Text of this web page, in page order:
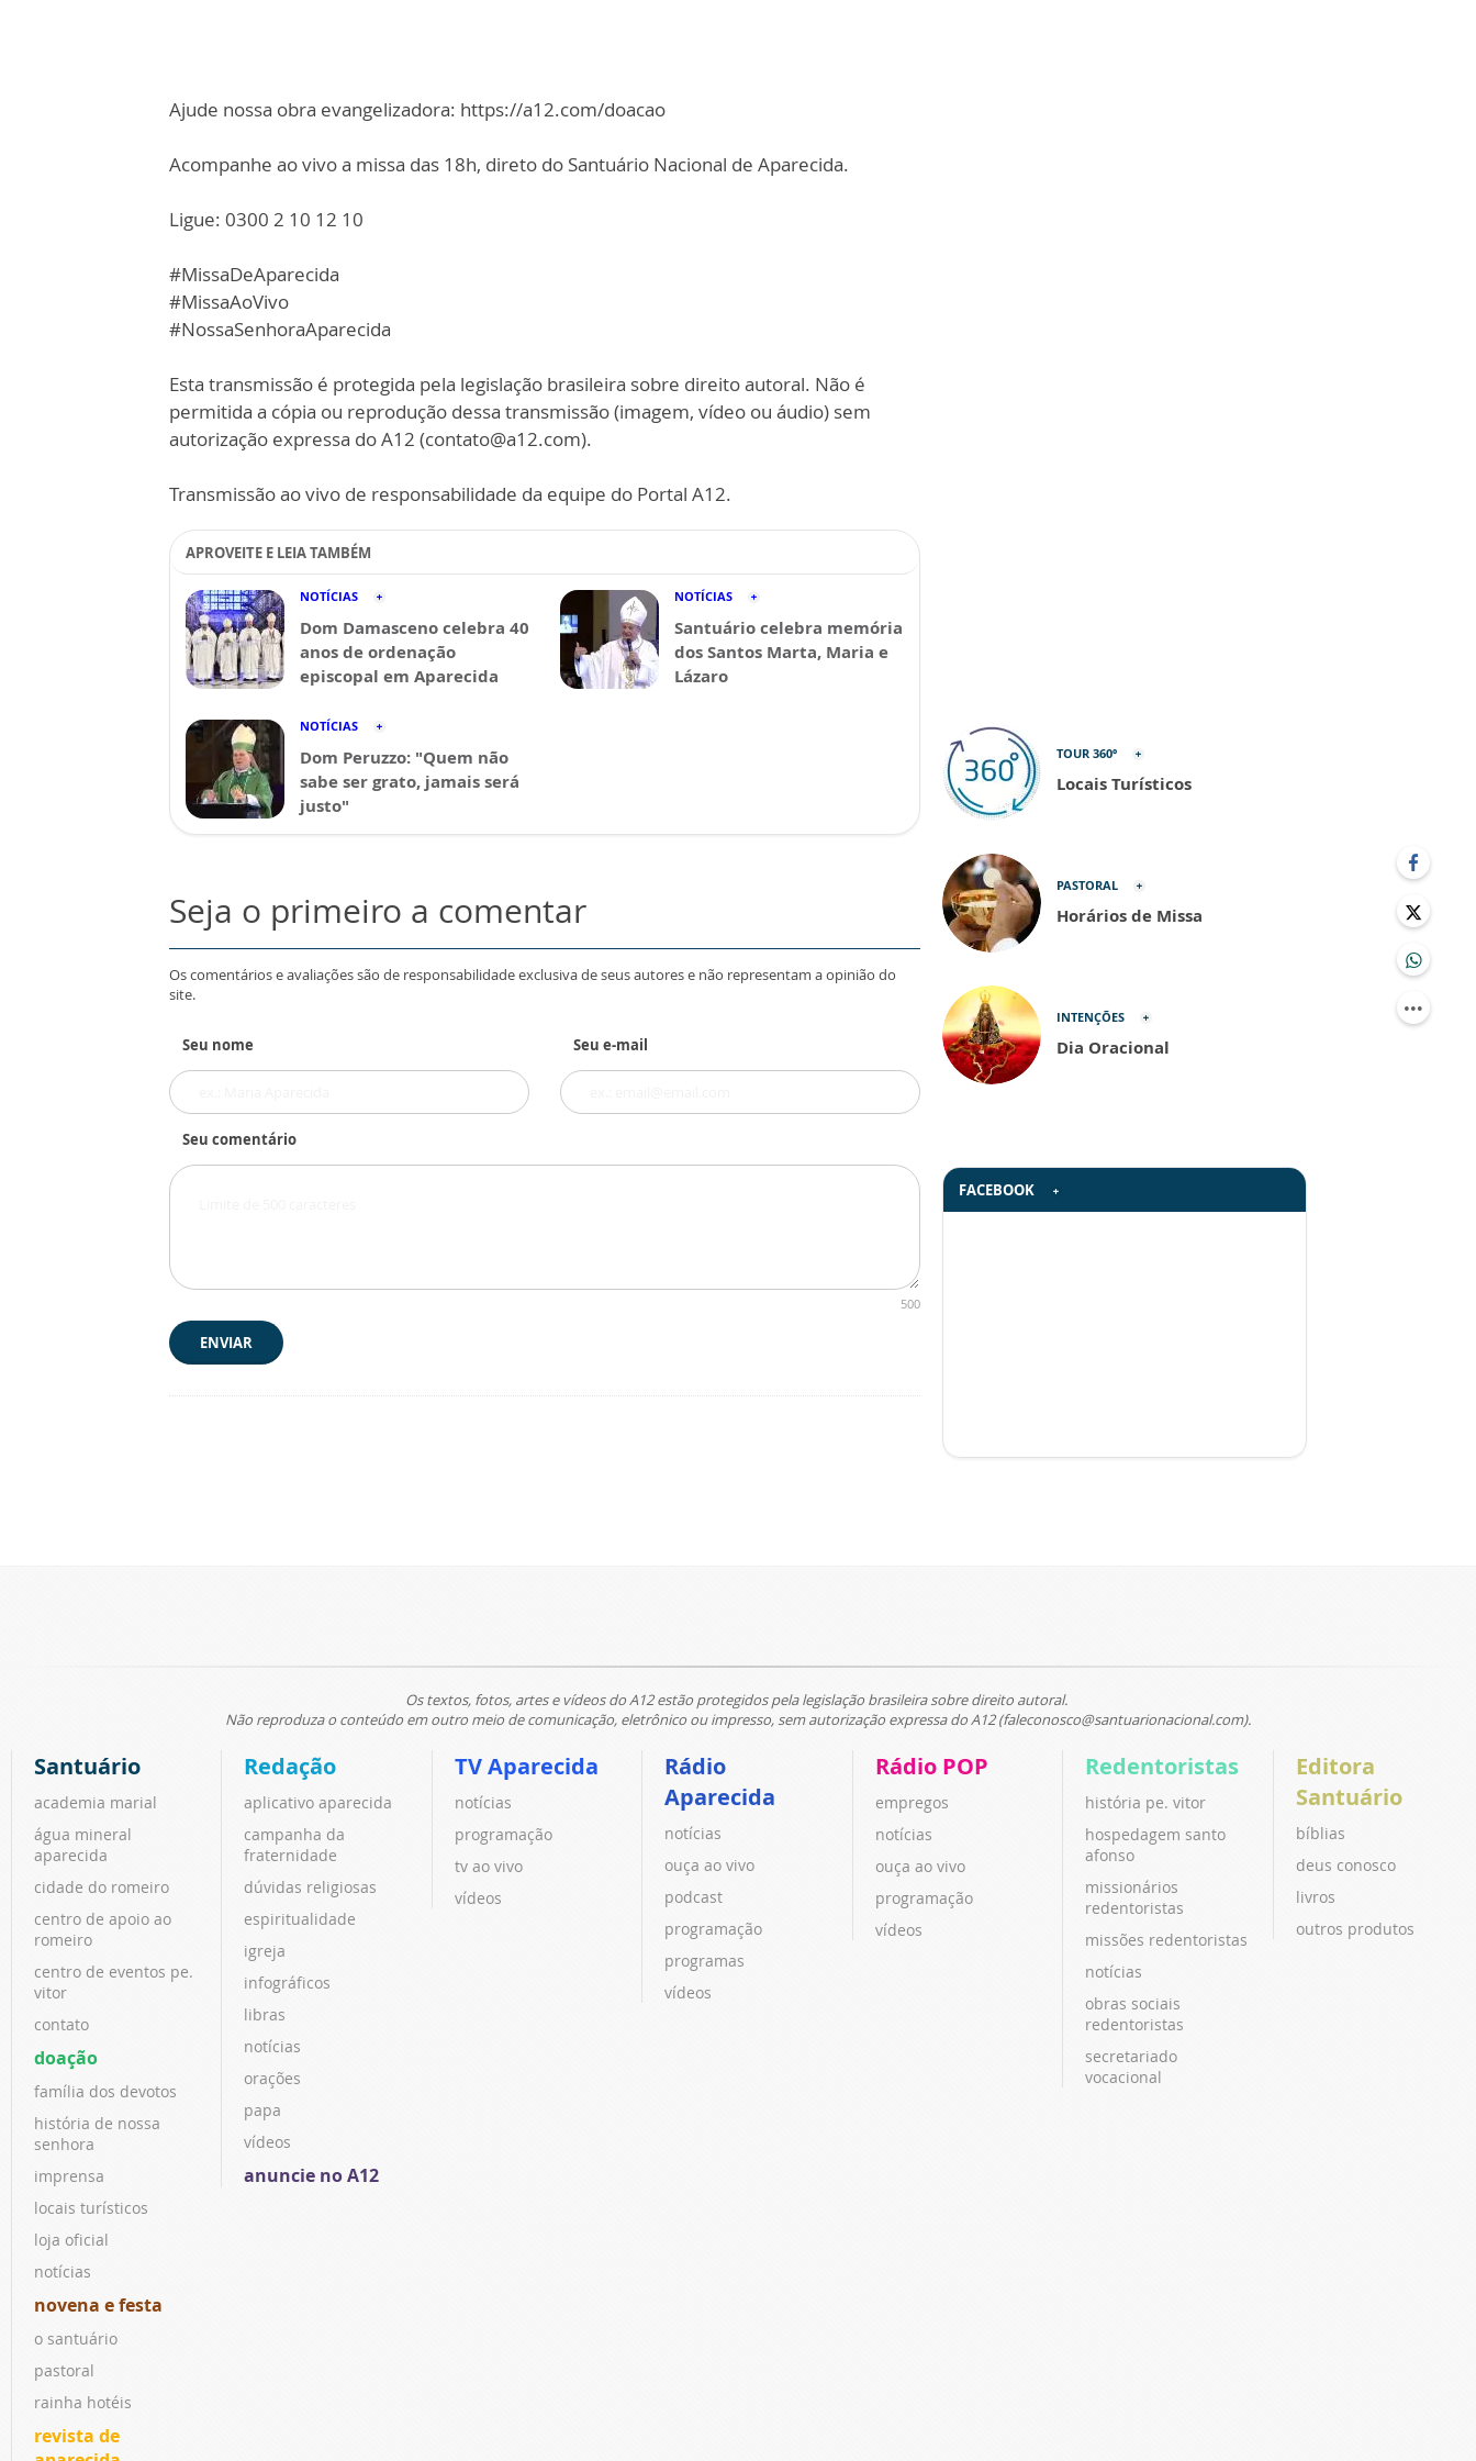
Ajude nossa obra evangelizadora: https://a12.com/doacao
Acompanhe ao vivo a missa das 18h, direto do Santuário Nacional de Aparecida.
Ligue: 0300 2 10 12 10
#MissaDeAparecida
#MissaAoVivo
#NossaSenhoraAparecida
Esta transmissão é protegida pela legislação brasileira sobre direito autoral. Não é
permitida a cópia ou reprodução dessa transmissão (imagem, vídeo ou áudio) sem
autorização expressa do A12 (contato@a12.com).
Transmissão ao vivo de responsabilidade da equipe do Portal A12.
APROVEITE E LEIA TAMBÉM
NOTÍCIAS
Dom Damasceno celebra 40
anos de ordenação
episcopal em Aparecida
NOTÍCIAS
Santuário celebra memória
dos Santos Marta, Maria e
Lázaro
NOTÍCIAS
Dom Peruzzo: "Quem não
sabe ser grato, jamais será
justo"
Seja o primeiro a comentar
Os comentários e avaliações são de responsabilidade exclusiva de seus autores e não representam a opinião do
site.
Seu nome Seu e-mail
Seu comentário
500
ENVIAR
TOUR 360º
Locais Turísticos
PASTORAL
Horários de Missa
INTENÇÕES
Dia Oracional
FACEBOOK
Os textos, fotos, artes e vídeos do A12 estão protegidos pela legislação brasileira sobre direito autoral.
Não reproduza o conteúdo em outro meio de comunicação, eletrônico ou impresso, sem autorização expressa do A12 (faleconosco@santuarionacional.com).
Santuário
academia marial
água mineral
aparecida
cidade do romeiro
centro de apoio ao
romeiro
centro de eventos pe.
vitor
contato
doação
família dos devotos
história de nossa
senhora
imprensa
locais turísticos
loja oficial
notícias
novena e festa
o santuário
pastoral
rainha hotéis
revista de
Redação
aplicativo aparecida
campanha da
fraternidade
dúvidas religiosas
espiritualidade
igreja
infográficos
libras
notícias
orações
papa
vídeos
anuncie no A12
TV Aparecida
notícias
programação
tv ao vivo
vídeos
Rádio
Aparecida
notícias
ouça ao vivo
podcast
programação
programas
vídeos
Rádio POP
empregos
notícias
ouça ao vivo
programação
vídeos
Redentoristas
história pe. vitor
hospedagem santo
afonso
missionários
redentoristas
missões redentoristas
notícias
obras sociais
redentoristas
secretariado
vocacional
Editora
Santuário
bíblias
deus conosco
livros
outros produtos